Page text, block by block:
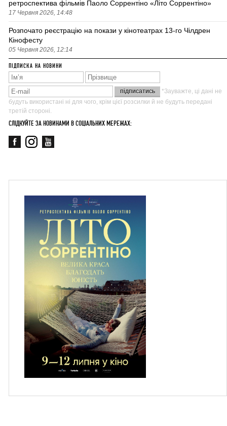
ретроспектива фільмів Паоло Соррентіно «Літо Соррентіно»
17 Червня 2026, 14:48
Розпочато реєстрацію на покази у кінотеатрах 13-го Чілдрен
Кінофесту
05 Червня 2026, 12:14
ПІДПИСКА НА НОВИНИ
*Зауважте, ці дані не
будуть використані ні для чого, крім цієї розсилки й не будуть передані
третій стороні.
СЛІДКУЙТЕ ЗА НОВИНАМИ В СОЦІАЛЬНИХ МЕРЕЖАХ: